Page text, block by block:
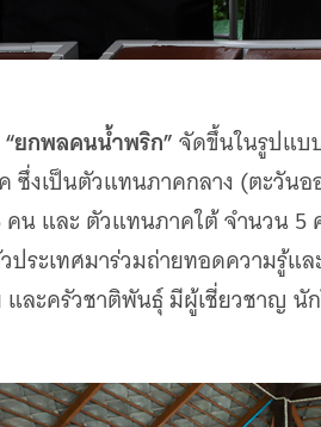
ยกพลคนน้ำพริก”จัดขึ้นในรูปแบ
ซึ่งเป็นตัวแทนภาคกลาง (ตะวัน
น และ ตัวแทนภาคใต้ จำนวน 5
ระเทศมาร่วมถ่ายทอดความรู้แ
ละครัวชาติพันธุ์ มีผู้เชี่ยวชาญ นั